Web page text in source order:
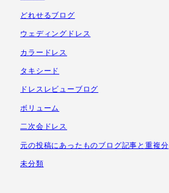
ブ
どれせるブログ
ウェディングドレス
カラードレス
タキシード
ドレスレビューブログ
ボリューム
二次会ドレス
元の投稿にあったものブログ記事と重複分
未分類